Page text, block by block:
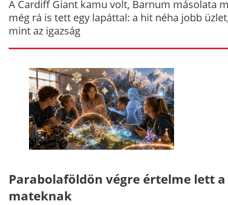
A Cardiff Giant kamu volt, Barnum másolata
még rá is tett egy lapáttal: a hit néha jobb
mint az igazság
Parabolaföldön végre értelme lett a
mateknak